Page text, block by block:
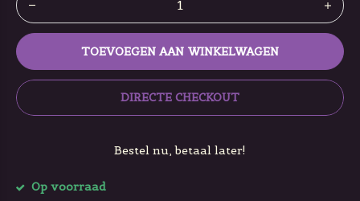
TOEVOEGEN AAN WINKELWAGEN
DIRECTE CHECKOUT
Bestel nu, betaal later!
Op voorraad